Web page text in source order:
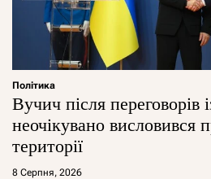
Політика
Вучич після переговорів
неочікувано висловився
території
8 Серпня, 2026